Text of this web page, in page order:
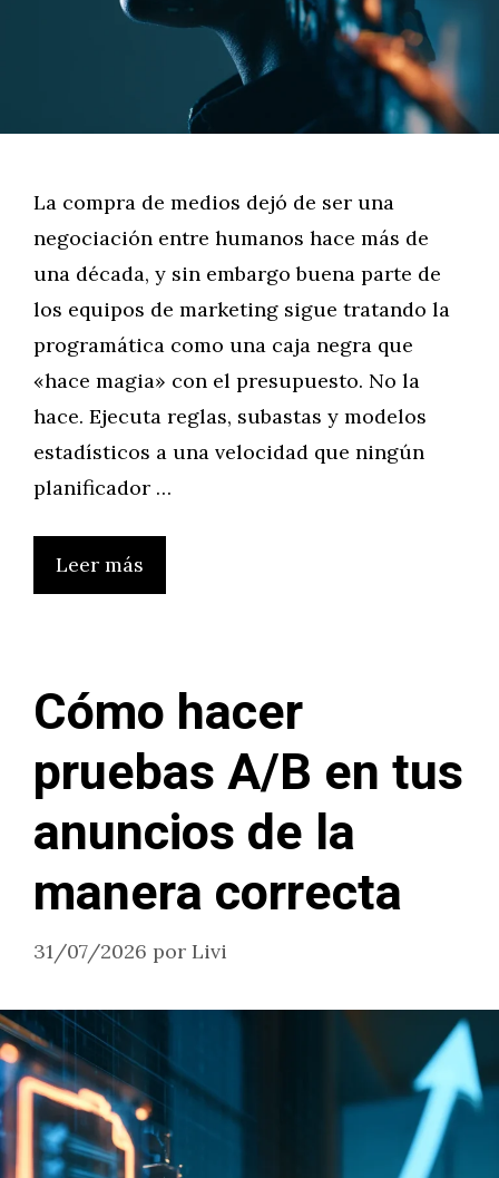
La compra de medios dejó de ser una
negociación entre humanos hace más de
una década, y sin embargo buena parte de
los equipos de marketing sigue tratando la
programática como una caja negra que
«hace magia» con el presupuesto. No la
hace. Ejecuta reglas, subastas y modelos
estadísticos a una velocidad que ningún
planificador …
Leer más
Cómo hacer
pruebas A/B en tus
anuncios de la
manera correcta
31/07/2026 por Livi